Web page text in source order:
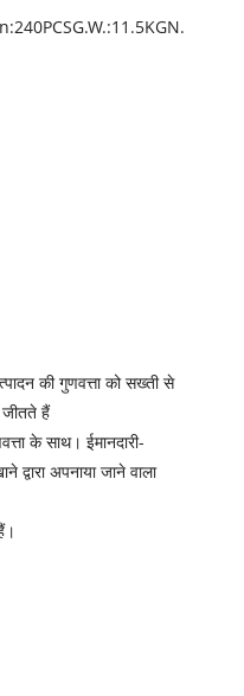
की गुणवत्ता को सख्ती से
हैं
के साथ। ईमानदारी-
द्वारा अपनाया जाने वाला